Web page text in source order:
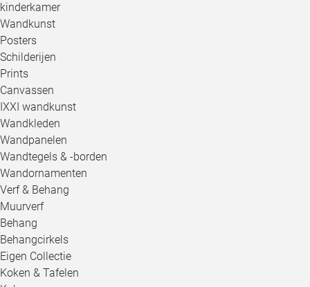
kinderkamer
Wandkunst
Posters
Schilderijen
Prints
Canvassen
IXXI wandkunst
Wandkleden
Wandpanelen
Wandtegels & -borden
Wandornamenten
Verf & Behang
Muurverf
Behang
Behangcirkels
Eigen Collectie
Koken & Tafelen